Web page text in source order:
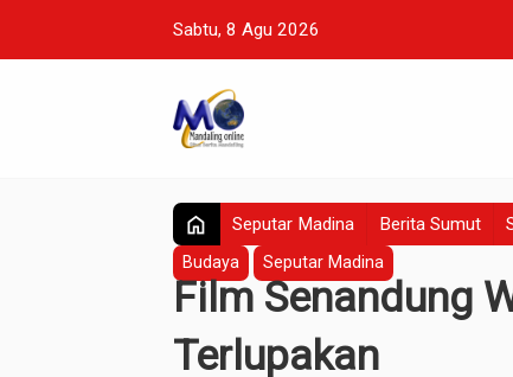
Sabtu, 8 Agu 2026
home Seputar Madina Berita Sumut
Budaya Seputar Madina
Film Senandung
Terlupakan